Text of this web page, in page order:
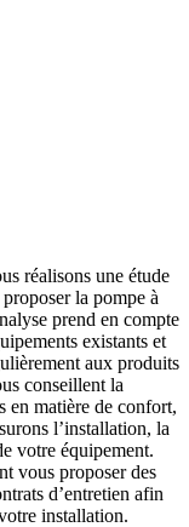
réalisons une étude
la pompe à
prend en compte
existants et
aux produits
conseillent la
en matière de confort,
l’installation, la
votre équipement.
vous proposer des
d’entretien afin
installation.